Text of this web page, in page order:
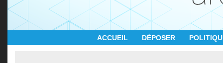
ACCUEIL DÉPOSER